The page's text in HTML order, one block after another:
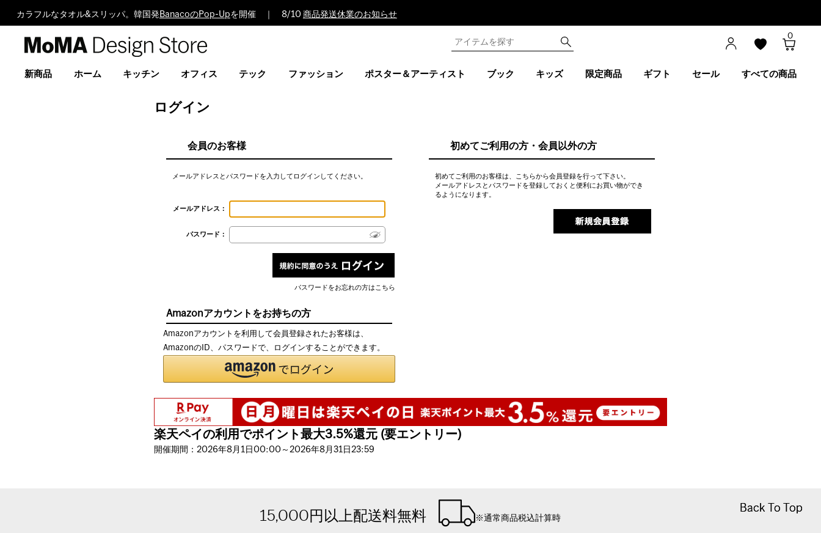
カラフルなタオル&スリッパ。韓国発 BanacoのPop-Upを開催 ｜ 8/10 商品発送休業のお知らせ
Design
0
新商品 ホーム キッチン オフィス テック ファッション ポスター＆アーティスト ブック キッズ 限定商品 ギフト セール すべての商品
ログイン
会員のお客様
メールアドレスとパスワードを入力してログインしてください。
メールアドレス：
パスワード：
パスワードをお忘れの方はこちら
初めてご利用の方・会員以外の方
初めてご利用のお客様は、こちらから会員登録を行って下さい。
メールアドレスとパスワードを登録しておくと便利にお買い物ができ
るようになります。
Amazonアカウントをお持ちの方
Amazonアカウントを利用して会員登録されたお客様は、
AmazonのID、パスワードで、ログインすることができます。
楽天ペイの利用でポイント最大3.5%還元 (要エントリー)
開催期間：2026年8月1日00:00～2026年8月31日23:59
Back To Top
Back To Top
15,000円以上配送料無料 ※通常商品税込計算時